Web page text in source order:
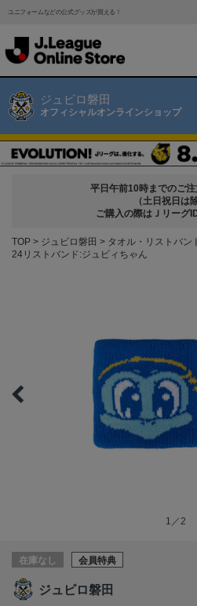
ユニフォームなどの公式グッズが買える！
ジュビロ磐田
オフィシャルオンラインショップ
平日午前10時までのご注
（土日祝日は
ご購入の際はＪリーグ
TOP ジュビロ磐田
タオル・リストバン
24リストバンド:ジュビィちゃん
1／2
在庫なし 会員特典
ジュビロ磐田